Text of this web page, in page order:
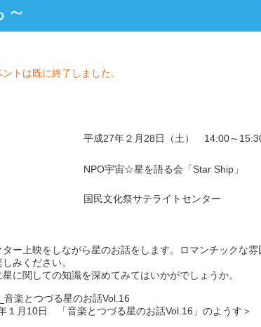
トは既に終了しました。
平成27年２月28日（土） 14:00～
NPO宇宙☆星を語る会「Star Ship」
国民文化祭サテライトセンター
ター上映をしながら星のお話をします。ロマンチックな
みください。
星に関しての知識を深めてみてはいかがでしょうか。
１月10日 「音楽とつづる星のお話Vol.16」のようす＞